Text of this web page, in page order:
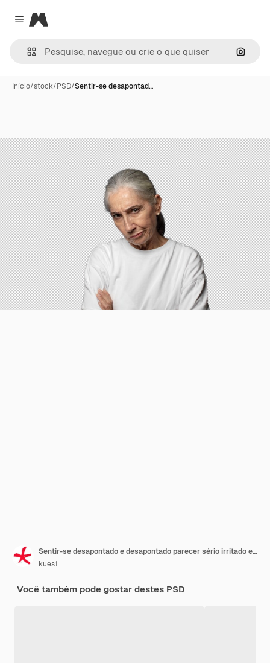
Close menu
Magnific
Início/stock/PSD/Sentir-se desapontad…
Sentir-se desapontado e desapontado parecer sério irritado e zangado com os braços cruzados
kues1
Você também pode gostar destes PSD